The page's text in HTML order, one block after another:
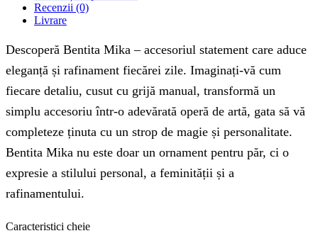
Recenzii (0)
Livrare
Descoperă Bentita Mika – accesoriul statement care aduce
eleganță și rafinament fiecărei zile. Imaginați-vă cum
fiecare detaliu, cusut cu grijă manual, transformă un
simplu accesoriu într-o adevărată operă de artă, gata să vă
completeze ținuta cu un strop de magie și personalitate.
Bentita Mika nu este doar un ornament pentru păr, ci o
expresie a stilului personal, a feminității și a
rafinamentului.
Caracteristici cheie